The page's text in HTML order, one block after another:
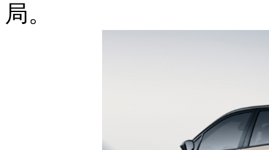
局。